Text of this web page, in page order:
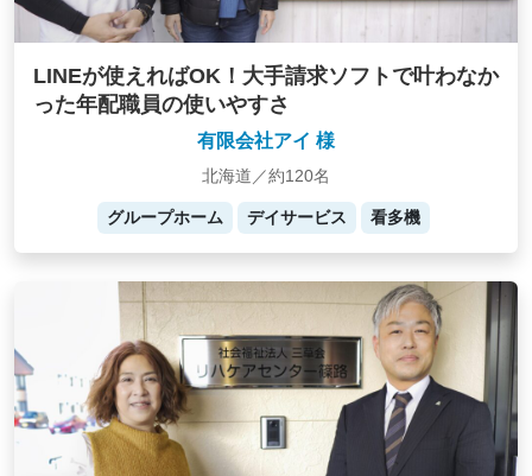
LINEが使えればOK！大手請求ソフトで叶わなか
った年配職員の使いやすさ
有限会社アイ 様
北海道／約120名
グループホーム デイサービス 看多機